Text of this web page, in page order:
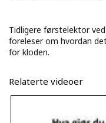
Tidligere førstelektor
foreleser om hvordan
for kloden.
Relaterte videoer